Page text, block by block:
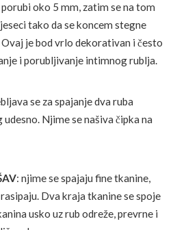
oko 5 mm, zatim se na tom
tako da se koncem stegne
je bod vrlo dekorativan i često
i porubljivanje intimnog rublja.
se za spajanje dva ruba
Njime se našiva čipka na
: njime se spajaju fine tkanine,
Dva kraja tkanine se spoje
usko uz rub odreže, prevrne i